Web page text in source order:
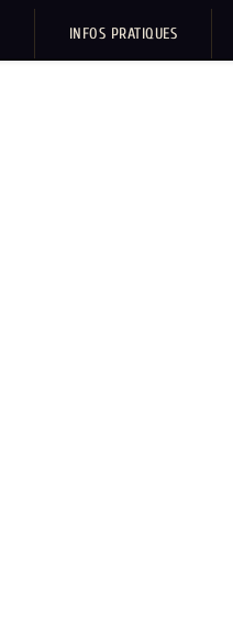
INFOS PRATIQUES